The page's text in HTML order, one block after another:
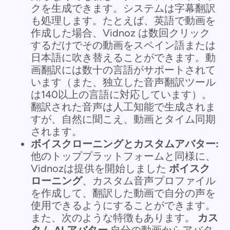
クを生成できます。システムは字幕翻訳
も処理します。たとえば、英語で動画を
作成した場合、Vidnoz は数回クリック
するだけでその動画をスペイン語または
日本語に吹き替えることができます。動
画翻訳には数十の言語がサポートされて
います（また、独立した音声翻訳ツール
は140以上の言語に対応しています）。
翻訳された音声は人工知能で生成されま
すが、自然に聞こえ、動画とタイム同期
されます。
ボイスクローニングとカスタムアバター:
他のトッププラットフォームと同様に、
Vidnozは提供を開始しました ボイスク
ローニング、カスタム音声プロファイル
を作成して、翻訳した動画で自分の声を
使用できるようにすることができます。
また、次のような特徴もあります。 カス